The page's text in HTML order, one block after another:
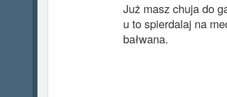
Już masz chuja do
u to spierdalaj na
bałwana.